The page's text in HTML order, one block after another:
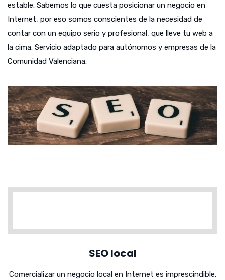
estable. Sabemos lo que cuesta posicionar un negocio en
Internet, por eso somos conscientes de la necesidad de
contar con un equipo serio y profesional, que lleve tu web a
la cima. Servicio adaptado para autónomos y empresas de la
Comunidad Valenciana.
SEO local
Comercializar un negocio local en Internet es imprescindible.